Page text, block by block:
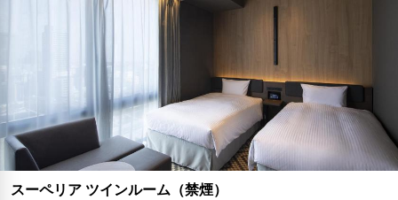
スーペリア ツインルーム（禁煙）